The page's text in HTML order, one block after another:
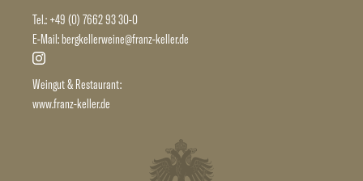
Tel.: +49 (0) 7662 93 30-0
E-Mail:bergkellerweine@franz-keller.de
Weingut & Restaurant:
www.franz-keller.de